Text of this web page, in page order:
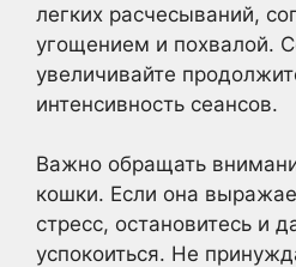
легких расчесываний,
угощением и похвалой.
увеличивайте
интенсивность сеансов.
Важно обращать
кошки. Если она
стресс, остановитесь и
успокоиться. Не